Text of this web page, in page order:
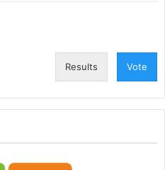
Results Vote